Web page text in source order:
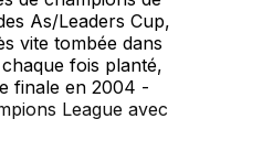
As/Leaders Cup,
vite tombée dans
fois planté,
finale en 2004 -
League avec